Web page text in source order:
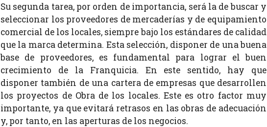
Su segunda tarea, por orden de importancia, será la de buscar y
seleccionar los proveedores de mercaderías y de equipamiento
comercial de los locales, siempre bajo los estándares de calidad
que la marca determina. Esta selección, disponer de una buena
base de proveedores, es fundamental para lograr el buen
crecimiento de la Franquicia. En este sentido, hay que
disponer también de una cartera de empresas que desarrollen
los proyectos de Obra de los locales. Este es otro factor muy
importante, ya que evitará retrasos en las obras de adecuación
y, por tanto, en las aperturas de los negocios.